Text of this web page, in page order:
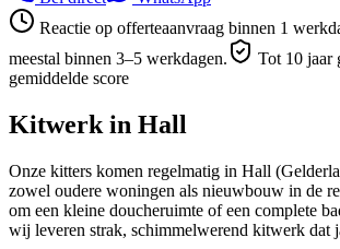
Reactie op offerteaanvraag binnen 1
meestal binnen 3–5 werkdagen.
Tot 10 jaar
gemiddelde score
Kitwerk in Hall
Onze kitters komen regelmatig in Hall
zowel oudere woningen als nieuwbouw in de
om een kleine doucheruimte of een complete
wij leveren strak, schimmelwerend kitwerk dat